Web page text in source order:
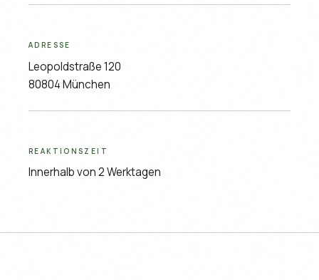
ADRESSE
Leopoldstraße 120
80804 München
REAKTIONSZEIT
Innerhalb von 2 Werktagen